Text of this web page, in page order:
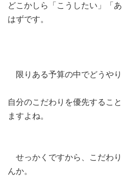
どこかしら「こうしたい」「
はずです。
限りある予算の中でどうやり
自分のこだわりを優先するこ
ますよね。
せっかくですから、こだわ
んか。